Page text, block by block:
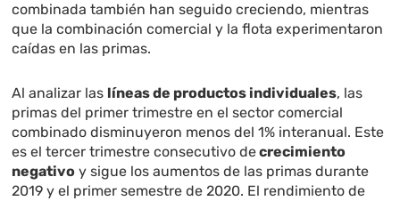
combinada también han seguido creciendo, mientras
que la combinación comercial y la flota experimentaron
caídas en las primas.
Al analizar las líneas de productos individuales, las
primas del primer trimestre en el sector comercial
combinado disminuyeron menos del 1% interanual. Este
es el tercer trimestre consecutivo decrecimiento
negativo y sigue los aumentos de las primas durante
2019 y el primer semestre de 2020. El rendimiento de